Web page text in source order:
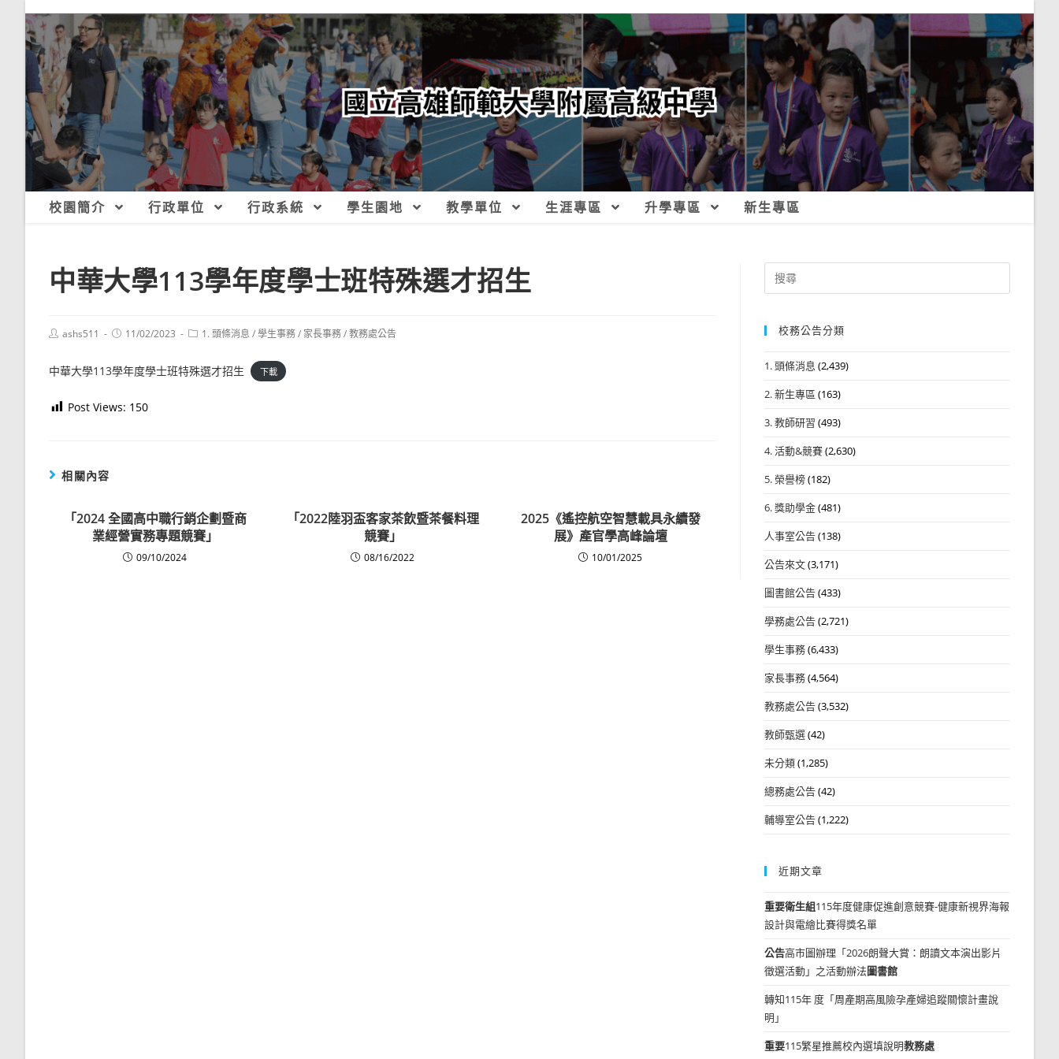
校園簡介 行政單位 行政系統 學生園地 教學單位 生涯專區 升學專區 新生專區
中華大學113學年度學士班特殊選才招生
Postashs511
Post11/02/2023
Post1. 頭條消息 /學生事務/ 家長事務/教務處公告
中華大學113學年度學士班特殊選才招生 下載
Post Views: 150
相關內容
「2024 全國高中職行銷企劃暨商
業經營實務專題競賽」
09/10/2024
「2022陸羽盃客家茶飲暨茶餐料理
競賽」
08/16/2022
2025《遙控航空智慧載具永續發
展》產官學高峰論壇
10/01/2025
Search
for:
校務公告分類
1. 頭條消息 (2,439)
2. 新生專區 (163)
3. 教師研習 (493)
4. 活動&競賽(2,630)
5. 榮譽榜(182)
6. 獎助學金(481)
人事室公告(138)
公告來文(3,171)
圖書館公告(433)
學務處公告(2,721)
學生事務(6,433)
家長事務(4,564)
教務處公告(3,532)
教師甄選(42)
未分類(1,285)
總務處公告(42)
輔導室公告(1,222)
近期文章
重要衛生組115年度健康促進創意競賽-健康新視界海報
設計與電繪比賽得獎名單
公告高市圖辦理「2026朗聲大賞：朗讀文本演出影片
徵選活動」之活動辦法圖書館
轉知115年 度「周產期高風險孕產婦追蹤關懷計畫說
明」
重要115繁星推薦校內選填說明教務處